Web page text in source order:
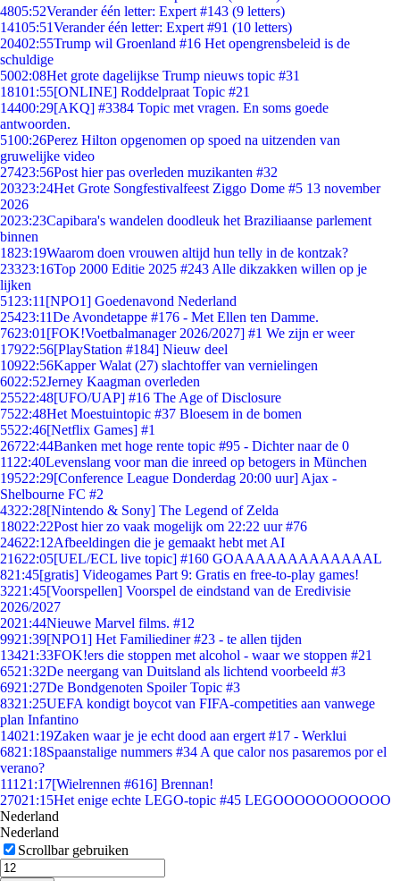
4805:52Verander één letter: Expert #143 (9 letters)
14105:51Verander één letter: Expert #91 (10 letters)
20402:55Trump wil Groenland #16 Het opengrensbeleid is de
schuldige
5002:08Het grote dagelijkse Trump nieuws topic #31
18101:55[ONLINE] Roddelpraat Topic #21
14400:29[AKQ] #3384 Topic met vragen. En soms goede
antwoorden.
5100:26Perez Hilton opgenomen op spoed na uitzenden van
gruwelijke video
27423:56Post hier pas overleden muzikanten #32
20323:24Het Grote Songfestivalfeest Ziggo Dome #5 13 november
2026
2023:23Capibara's wandelen doodleuk het Braziliaanse parlement
binnen
1823:19Waarom doen vrouwen altijd hun telly in de kontzak?
23323:16Top 2000 Editie 2025 #243 Alle dikzakken willen op je
lijken
51 23:11 [NPO1] Goedenavond Nederland
25423:11De Avondetappe #176 - Met Ellen ten Damme.
7623:01 [FOK!Voetbalmanager 2026/2027] #1 We zijn er weer
17922:56[PlayStation #184] Nieuw deel
10922:56Kapper Walat (27) slachtoffer van vernielingen
6022:52Jerney Kaagman overleden
25522:48[UFO/UAP] #16 The Age of Disclosure
7522:48Het Moestuintopic #37 Bloesem in de bomen
5522:46[Netflix Games] #1
26722:44Banken met hoge rente topic #95 - Dichter naar de 0
11 22:40Levenslang voor man die inreed op betogers in München
19522:29[Conference League Donderdag 20:00 uur] Ajax -
Shelbourne FC #2
4322:28[Nintendo & Sony] The Legend of Zelda
18022:22Post hier zo vaak mogelijk om 22:22 uur #76
24622:12Afbeeldingen die je gemaakt hebt met AI
21622:05[UEL/ECL live topic] #160 GOAAAAAAAAAAAAAL
821:45[gratis] Videogames Part 9: Gratis en free-to-play games!
3221:45[Voorspellen] Voorspel de eindstand van de Eredivisie
2026/2027
2021:44Nieuwe Marvel films. #12
9921:39[NPO1] Het Familiediner #23 - te allen tijden
13421:33FOK!ers die stoppen met alcohol - waar we stoppen #21
6521:32De neergang van Duitsland als lichtend voorbeeld #3
6921:27De Bondgenoten Spoiler Topic #3
8321:25UEFA kondigt boycot van FIFA-competities aan vanwege
plan Infantino
14021:19Zaken waar je je echt dood aan ergert #17 - Werklui
6821:18Spaanstalige nummers #34 A que calor nos pasaremos por el
verano?
111 21:17[Wielrennen #616] Brennan!
27021:15Het enige echte LEGO-topic #45 LEGOOOOOOOOOOO
Nederland
Nederland
Scrollbar gebruiken